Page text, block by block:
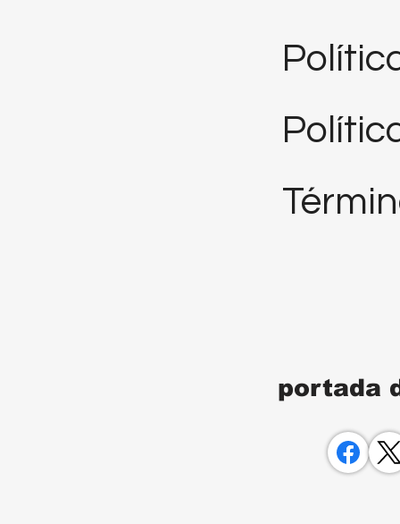
portada